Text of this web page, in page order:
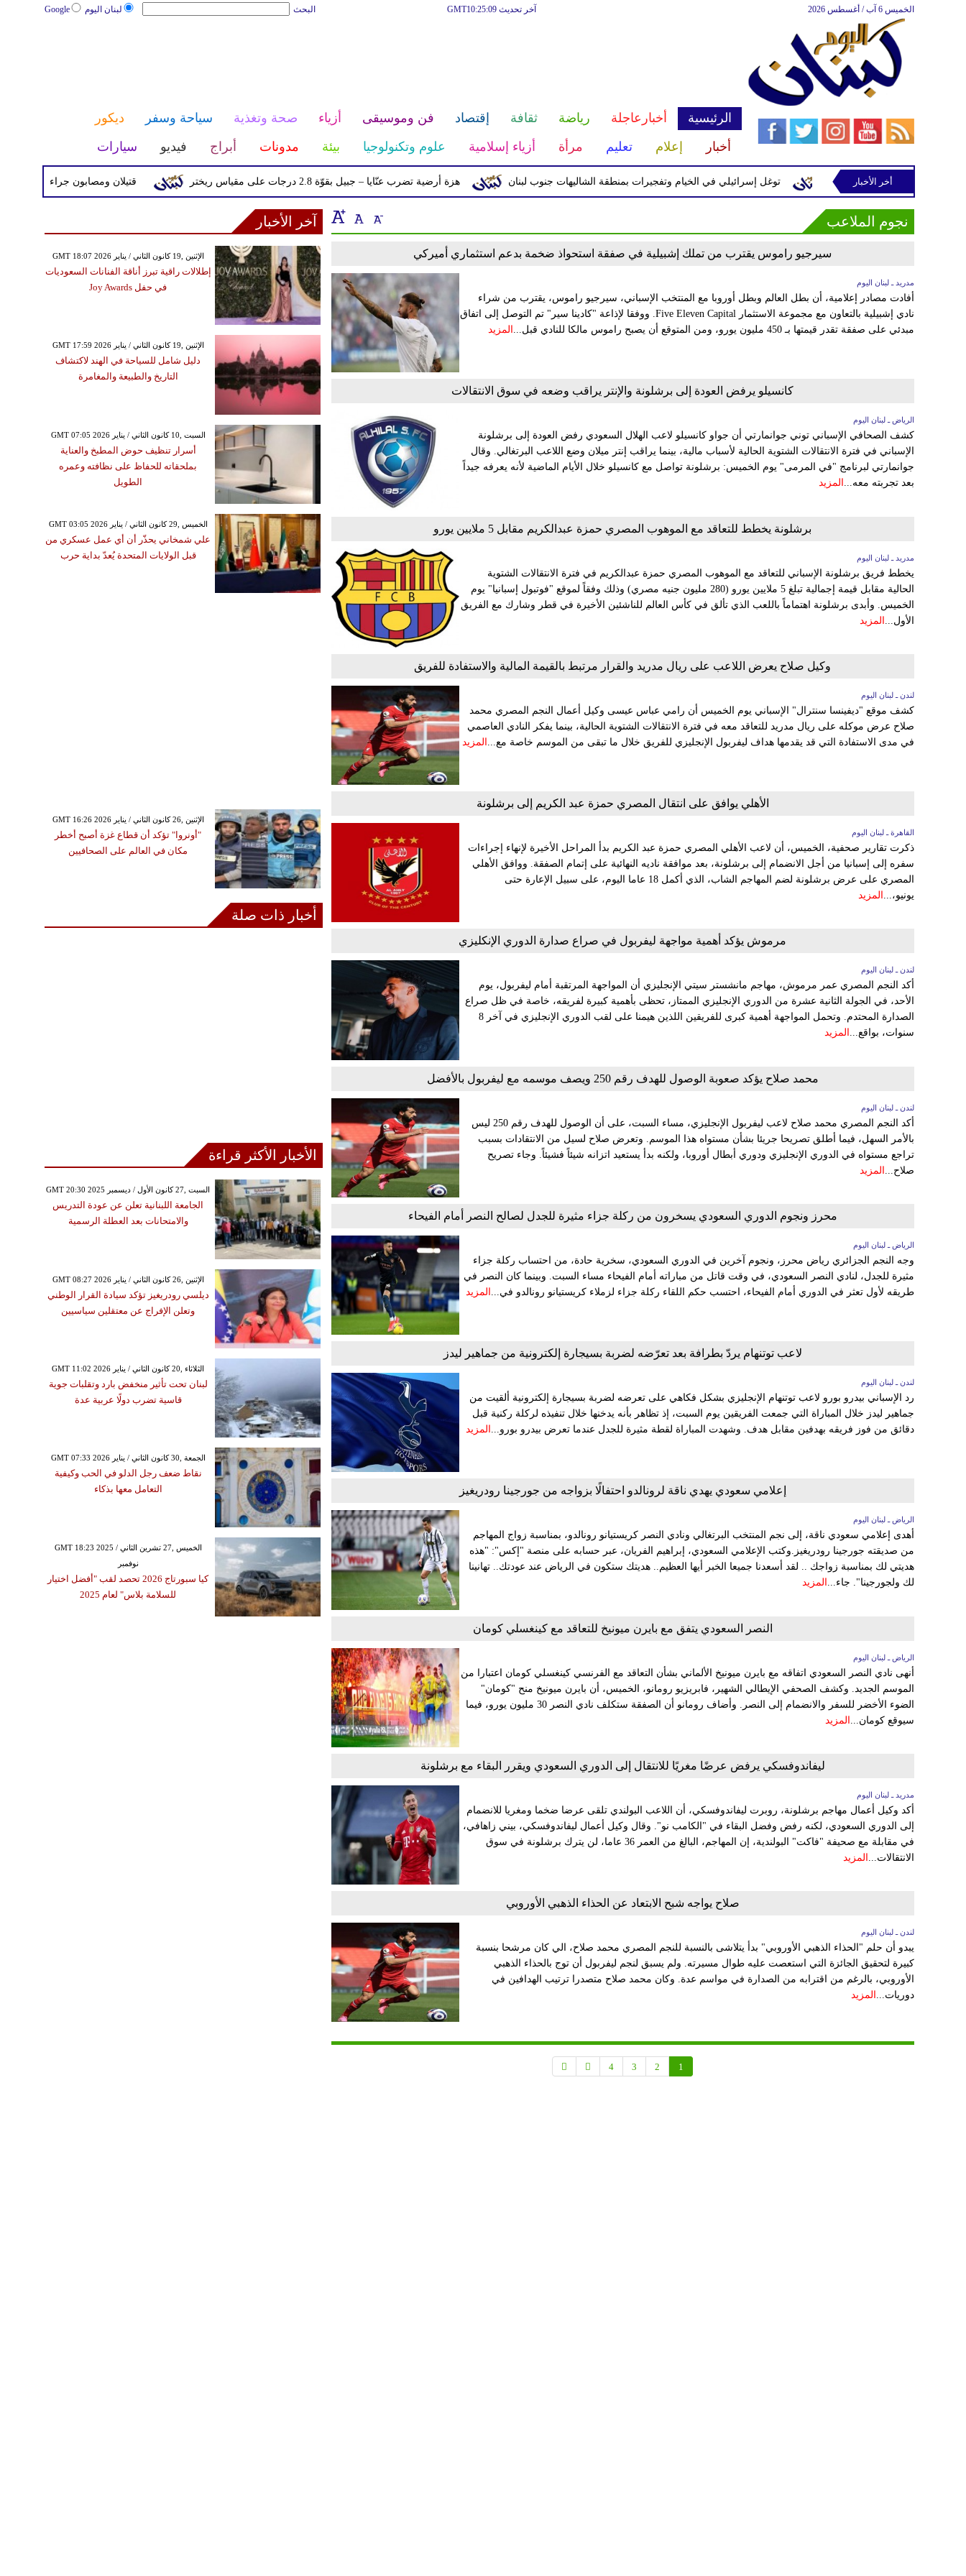
لبنان اليوم Google البحث آخر تحديث GMT10:25:09 الخميس 6 آب / أغسطس 2026
الرئيسية أخبارعاجلة رياضة ثقافة إقتصاد فن وموسيقى أزياء صحة وتغذية سياحة وسفر
ديكور
أخبار
إعلام تعليم مرأة أزياء إسلامية علوم وتكنولوجيا بيئة مدونات أبراج فيديو سيارات
قتيلان ومصابون جراء 14 غارة إسرائيلية على شرق وجنوب لبنان هزة أرضية تضرب عنّايا – جبيل بقوّة 2.8 درجات على مقياس ريختر توغل إسرائيلي في الخيام وتفجيرات بمنطقة الشاليهات جنوب لبنان إسرائيلية في رب ثلاثين
أخر الأخبار
نجوم الملاعب
سيرجيو راموس يقترب من تملك إشبيلية في صفقة استحواذ ضخمة بدعم استثماري أميركي
مدريد ـ لبنان اليوم
أفادت مصادر إعلامية، أن بطل العالم وبطل أوروبا مع المنتخب الإسباني، سيرجيو راموس، يقترب من شراء
نادي إشبيلية بالتعاون مع مجموعة الاستثمار Five Eleven Capital. ووفقا لإذاعة "كادينا سير" تم التوصل إلى اتفاق
مبدئي على صفقة تقدر قيمتها بـ 450 مليون يورو، ومن المتوقع أن يصبح راموس مالكا للنادي قبل...
المزيد
كانسيلو يرفض العودة إلى برشلونة والإنتر يراقب وضعه في سوق الانتقالات
الرياض ـ لبنان اليوم
كشف الصحافي الإسباني توني جوانمارتي أن جواو كانسيلو لاعب الهلال السعودي رفض العودة إلى برشلونة
الإسباني في فترة الانتقالات الشتوية الحالية لأسباب مالية، بينما يراقب إنتر ميلان وضع اللاعب البرتغالي. وقال
جوانمارتي لبرنامج "في المرمى" يوم الخميس: برشلونة تواصل مع كانسيلو خلال الأيام الماضية لأنه يعرفه جيداً
بعد تجربته معه... المزيد
برشلونة يخطط للتعاقد مع الموهوب المصري حمزة عبدالكريم مقابل 5 ملايين يورو
مدريد ـ لبنان اليوم
يخطط فريق برشلونة الإسباني للتعاقد مع الموهوب المصري حمزة عبدالكريم في فترة الانتقالات الشتوية
الحالية مقابل قيمة إجمالية تبلغ 5 ملايين يورو (280 مليون جنيه مصري) وذلك وفقاً لموقع "فوتبول إسبانيا" يوم
الخميس. وأبدى برشلونة اهتماماً باللعب الذي تألق في كأس العالم للناشئين الأخيرة في قطر وشارك مع الفريق
الأول... المزيد
وكيل صلاح يعرض اللاعب على ريال مدريد والقرار مرتبط بالقيمة المالية والاستفادة للفريق
لندن ـ لبنان اليوم
كشف موقع "ديفينسا سنترال" الإسباني يوم الخميس أن رامي عباس عيسى وكيل أعمال النجم المصري محمد
صلاح عرض موكله على ريال مدريد للتعاقد معه في فترة الانتقالات الشتوية الحالية، بينما يفكر النادي العاصمي
في مدى الاستفادة التي قد يقدمها هداف ليفربول الإنجليزي للفريق خلال ما تبقى من الموسم خاصة مع...
المزيد
الأهلي يوافق على انتقال المصري حمزة عبد الكريم إلى برشلونة
القاهرة ـ لبنان اليوم
ذكرت تقارير صحفية، الخميس، أن لاعب الأهلي المصري حمزة عبد الكريم بدأ المراحل الأخيرة لإنهاء إجراءات
سفره إلى إسبانيا من أجل الانضمام إلى برشلونة، بعد موافقة ناديه النهائية على إتمام الصفقة. ووافق الأهلي
المصري على عرض برشلونة لضم المهاجم الشاب، الذي أكمل 18 عاما اليوم، على سبيل الإعارة حتى
يونيو،... المزيد
مرموش يؤكد أهمية مواجهة ليفربول في صراع صدارة الدوري الإنكليزي
لندن ـ لبنان اليوم
أكد النجم المصري عمر مرموش، مهاجم مانشستر سيتي الإنجليزي أن المواجهة المرتقبة أمام ليفربول، يوم
الأحد، في الجولة الثانية عشرة من الدوري الإنجليزي الممتاز، تحظى بأهمية كبيرة لفريقه، خاصة في ظل صراع
الصدارة المحتدم. وتحمل المواجهة أهمية كبرى للفريقين اللذين هيمنا على لقب الدوري الإنجليزي في آخر 8
سنوات، بواقع... المزيد
محمد صلاح يؤكد صعوبة الوصول للهدف رقم 250 ويصف موسمه مع ليفربول بالأفضل
لندن ـ لبنان اليوم
أكد النجم المصري محمد صلاح لاعب ليفربول الإنجليزي، مساء السبت، على أن الوصول للهدف رقم 250 ليس
بالأمر السهل، فيما أطلق تصريحا جريئا بشأن مستواه هذا الموسم. وتعرض صلاح لسيل من الانتقادات بسبب
تراجع مستواه في الدوري الإنجليزي ودوري أبطال أوروبا، ولكنه بدأ يستعيد اتزانه شيئاً فشيئاً. وجاء تصريح
صلاح... المزيد
محرز ونجوم الدوري السعودي يسخرون من ركلة جزاء مثيرة للجدل لصالح النصر أمام الفيحاء
الرياض ـ لبنان اليوم
وجه النجم الجزائري رياض محرز، ونجوم آخرين في الدوري السعودي، سخرية حادة، من احتساب ركلة جزاء
مثيرة للجدل، لنادي النصر السعودي، في وقت قاتل من مباراته أمام الفيحاء مساء السبت. وبينما كان النصر في
طريقه لأول تعثر في الدوري أمام الفيحاء، احتسب حكم اللقاء ركلة جزاء لزملاء كريستيانو رونالدو في...
المزيد
لاعب توتنهام يردّ بطرافة بعد تعرّضه لضربة بسيجارة إلكترونية من جماهير ليدز
لندن ـ لبنان اليوم
رد الإسباني بيدرو بورو لاعب توتنهام الإنجليزي بشكل فكاهي على تعرضه لضربة بسيجارة إلكترونية ألقيت من
جماهير ليدز خلال المباراة التي جمعت الفريقين يوم السبت، إذ تظاهر بأنه يدخنها خلال تنفيذه لركلة ركنية قبل
دقائق من فوز فريقه بهدفين مقابل هدف. وشهدت المباراة لقطة مثيرة للجدل عندما تعرض بيدرو بورو... المزيد
إعلامي سعودي يهدي ناقة لرونالدو احتفالًا بزواجه من جورجينا رودريغيز
الرياض ـ لبنان اليوم
أهدى إعلامي سعودي ناقة، إلى نجم المنتخب البرتغالي ونادي النصر كريستيانو رونالدو، بمناسبة زواج المهاجم
من صديقته جورجينا رودريغيز.وكتب الإعلامي السعودي، إبراهيم الفريان، عبر حسابه على منصة "إكس": "هذه
هديتي لك بمناسبة زواجك .. لقد أسعدنا جميعا الخبر أيها العظيم.. هديتك ستكون في الرياض عند عودتك.. تهانينا
لك ولجورجينا". جاء... المزيد
النصر السعودي يتفق مع بايرن ميونيخ للتعاقد مع كينغسلي كومان
الرياض ـ لبنان اليوم
أنهى نادي النصر السعودي اتفاقه مع بايرن ميونيخ الألماني بشأن التعاقد مع الفرنسي كينغسلي كومان اعتبارا من
الموسم الجديد. وكشف الصحفي الإيطالي الشهير، فابريزيو رومانو، الخميس، أن بايرن ميونيخ منح "كومان"
الضوء الأخضر للسفر والانضمام إلى النصر. وأضاف رومانو أن الصفقة ستكلف نادي النصر 30 مليون يورو، فيما
سيوقع كومان... المزيد
ليفاندوفسكي يرفض عرضًا مغريًا للانتقال إلى الدوري السعودي ويقرر البقاء مع برشلونة
مدريد ـ لبنان اليوم
أكد وكيل أعمال مهاجم برشلونة، روبرت ليفاندوفسكي، أن اللاعب البولندي تلقى عرضا ضخما ومغريا للانضمام
إلى الدوري السعودي، لكنه رفض وفضل البقاء في "الكامب نو". وقال وكيل أعمال ليفاندوفسكي، بيني زاهافي،
في مقابلة مع صحيفة "فاكت" البولندية، إن المهاجم، البالغ من العمر 36 عاما، لن يترك برشلونة في سوق
الانتقالات...
المزيد
صلاح يواجه شبح الابتعاد عن الحذاء الذهبي الأوروبي
لندن ـ لبنان اليوم
يبدو أن حلم "الحذاء الذهبي الأوروبي" بدأ يتلاشى بالنسبة للنجم المصري محمد صلاح، الي كان مرشحا بنسبة
كبيرة لتحقيق الجائزة التي استعصت عليه طوال مسيرته. ولم يسبق لنجم ليفربول أن توج بالحذاء الذهبي
الأوروبي، بالرغم من اقترابه من الصدارة في مواسم عدة. وكان محمد صلاح متصدرا ترتيب الهدافين في
دوريات... المزيد
1
2
3
4
آخر الأخبار
GMT 18:07 2026 الإثنين ,19 كانون الثاني / يناير
إطلالات راقية تبرز أناقة الفنانات السعوديات
في حفل Joy Awards
GMT 17:59 2026 الإثنين ,19 كانون الثاني / يناير
دليل شامل للسياحة في الهند لاكتشاف
التاريخ والطبيعة والمغامرة
GMT 07:05 2026 السبت ,10 كانون الثاني / يناير
أسرار تنظيف حوض المطبخ والعناية
بملحقاته للحفاظ على نظافته وعمره
الطويل
GMT 03:05 2026 الخميس ,29 كانون الثاني / يناير
علي شمخاني يحذّر أن أي عمل عسكري من
قبل الولايات المتحدة يُعدّ بداية حرب
GMT 16:26 2026 الإثنين ,26 كانون الثاني / يناير
"أونروا" تؤكد أن قطاع غزة أصبح أخطر
مكان في العالم على الصحافيين
أخبار ذات صلة
الأخبار الأكثر قراءة
GMT 20:30 2025 السبت ,27 كانون الأول / ديسمبر
الجامعة اللبنانية تعلن عن عودة التدريس
والامتحانات بعد العطلة الرسمية
GMT 08:27 2026 الإثنين ,26 كانون الثاني / يناير
ديلسي رودريغيز تؤكد سيادة القرار الوطني
وتعلن الإفراج عن معتقلين سياسيين
GMT 11:02 2026 الثلاثاء ,20 كانون الثاني / يناير
لبنان تحت تأثير منخفض بارد وتقلبات جوية
قاسية تضرب دولًا عربية عدة
GMT 07:33 2026 الجمعة ,30 كانون الثاني / يناير
نقاط ضعف رجل الدلو في الحب وكيفية
التعامل معها بذكاء
GMT 18:23 2025 الخميس ,27 تشرين الثاني /
نوفمبر
كيا سبورتاج 2026 تحصد لقب "أفضل اختيار
للسلامة بلاس" لعام 2025